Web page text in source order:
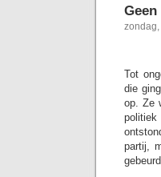
Tot
die
op. Ze
politiek
partij,